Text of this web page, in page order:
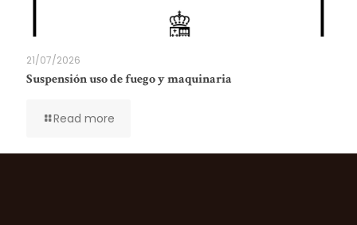
21/07/2026
Suspensión uso de fuego y maquinaria
Read more